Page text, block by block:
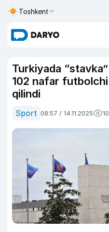
Toshkent
Turkiyada
102 nafar
qilindi
Sport 08:57 / 14.11.2025